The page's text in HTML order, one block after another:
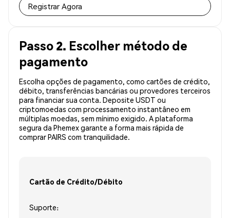
Registrar Agora
Passo 2. Escolher método de
pagamento
Escolha opções de pagamento, como cartões de crédito,
débito, transferências bancárias ou provedores terceiros
para financiar sua conta. Deposite USDT ou
criptomoedas com processamento instantâneo em
múltiplas moedas, sem mínimo exigido. A plataforma
segura da Phemex garante a forma mais rápida de
comprar PAIRS com tranquilidade.
Cartão de Crédito/Débito
Suporte: